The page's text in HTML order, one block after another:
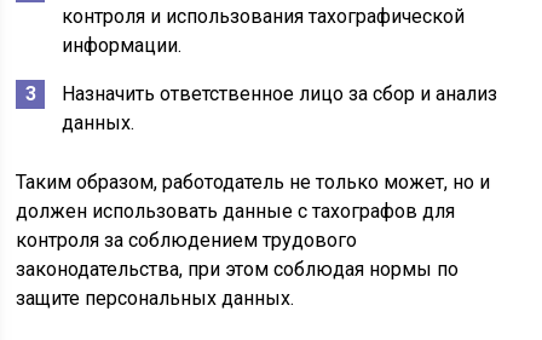
контроля и использования тахографической
информации.
Назначить ответственное лицо за сбор и анализ
данных.
Таким образом, работодатель не только может, но и
должен использовать данные с тахографов для
контроля за соблюдением трудового
законодательства, при этом соблюдая нормы по
защите персональных данных.